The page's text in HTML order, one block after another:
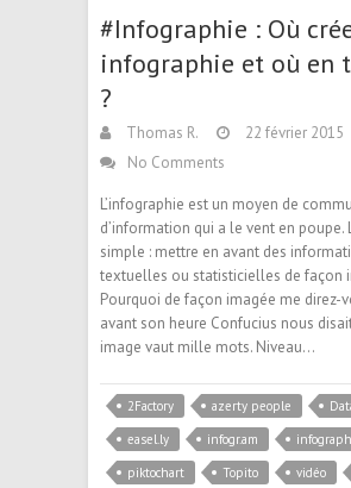
#Infographie : Où
infographie et où en
?
Thomas R.
22 février 2015
No Comments
L’infographie est un moyen de
d’information qui a le vent en poupe.
simple : mettre en avant des
textuelles ou statisticielles de façon
Pourquoi de façon imagée me direz-
avant son heure Confucius nous
image vaut mille mots. Niveau…
2Factory azerty people
easel.ly
infogr.am
piktochart
Topito vidéo